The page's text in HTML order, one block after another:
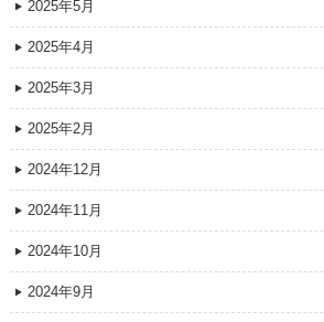
2025年5月
2025年4月
2025年3月
2025年2月
2024年12月
2024年11月
2024年10月
2024年9月